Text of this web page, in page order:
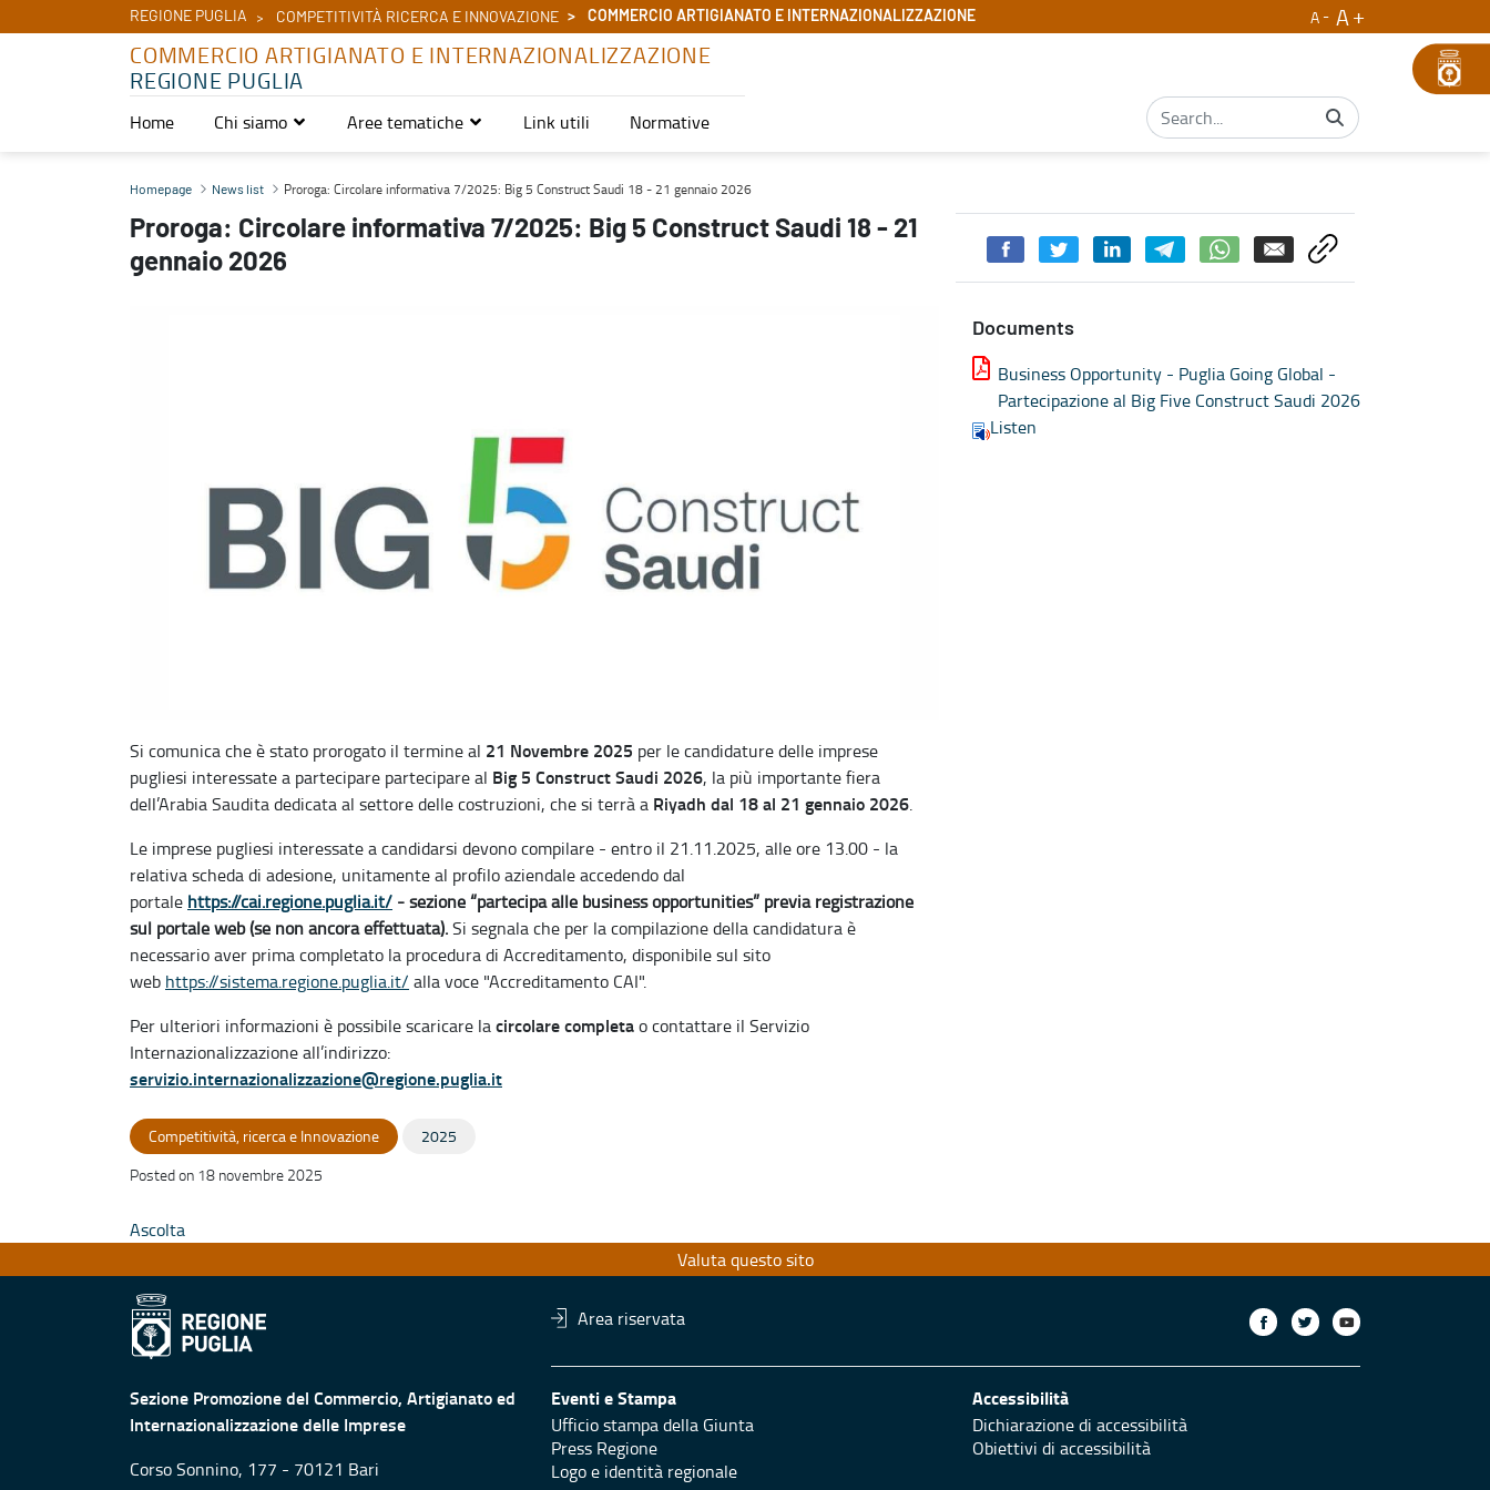
REGIONE PUGLIA COMPETITIVITÀ RICERCA E INNOVAZIONE COMMERCIO ARTIGIANATO E INTERNAZIONALIZZAZIONE A
A
COMMERCIO ARTIGIANATO E INTERNAZIONALIZZAZIONE
REGIONE PUGLIA
Home Chi siamo Aree tematiche Link utili Normative
Proroga: Circolare informativa 7/2025: Big 5 Construct Saudi 18 - 21 gennaio 2026 - Commercio Artigianato e Internazionalizzazione
Homepage News list Proroga: Circolare informativa 7/2025: Big 5 Construct Saudi 18 - 21 gennaio 2026
Proroga: Circolare informativa 7/2025: Big 5 Construct Saudi 18 - 21
gennaio 2026
Si comunica che è stato prorogato il termine al 21 Novembre 2025 per le candidature delle imprese
pugliesi interessate a partecipare partecipare al Big 5 Construct Saudi 2026, la più importante fiera
dell’Arabia Saudita dedicata al settore delle costruzioni, che si terrà a Riyadh dal 18 al 21 gennaio 2026.
Le imprese pugliesi interessate a candidarsi devono compilare - entro il 21.11.2025, alle ore 13.00 - la
relativa scheda di adesione, unitamente al profilo aziendale accedendo dal
portale https://cai.regione.puglia.it/ - sezione “partecipa alle business opportunities” previa registrazione
sul portale web (se non ancora effettuata).Si segnala che per la compilazione della candidatura è
necessario aver prima completato la procedura di Accreditamento, disponibile sul sito
web https://sistema.regione.puglia.it/ alla voce "Accreditamento CAI".
Per ulteriori informazioni è possibile scaricare lacircolare completao contattare il Servizio
Internazionalizzazione all’indirizzo:
servizio.internazionalizzazione@regione.puglia.it
Documents
Business Opportunity - Puglia Going Global -
Partecipazione al Big Five Construct Saudi 2026
Listen
Competitività, ricerca e Innovazione
2025
Posted on 18 novembre 2025
Ascolta
Valuta questo sito
Area riservata
Sezione Promozione del Commercio, Artigianato ed
Internazionalizzazione delle Imprese
Corso Sonnino, 177 - 70121 Bari
Eventi e Stampa
Ufficio stampa della Giunta
Press Regione
Logo e identità regionale
Accessibilità
Dichiarazione di accessibilità
Obiettivi di accessibilità